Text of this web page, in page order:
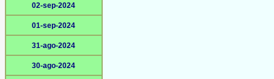
02-sep-2024
01-sep-2024
31-ago-2024
30-ago-2024